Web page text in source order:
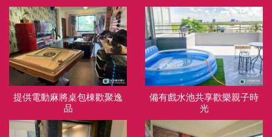
提供電動麻將桌包棟歡聚逸
品
備有戲水池共享歡樂親子時
光